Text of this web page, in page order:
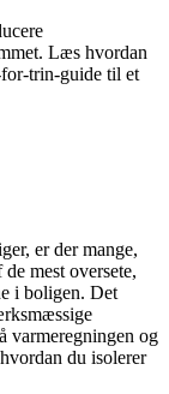
Læs hvordan
til et
er der mange,
mest oversete,
i boligen. Det
varmeregningen og
du isolerer